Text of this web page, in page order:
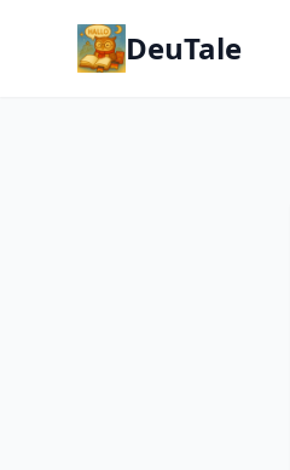
DeuTale